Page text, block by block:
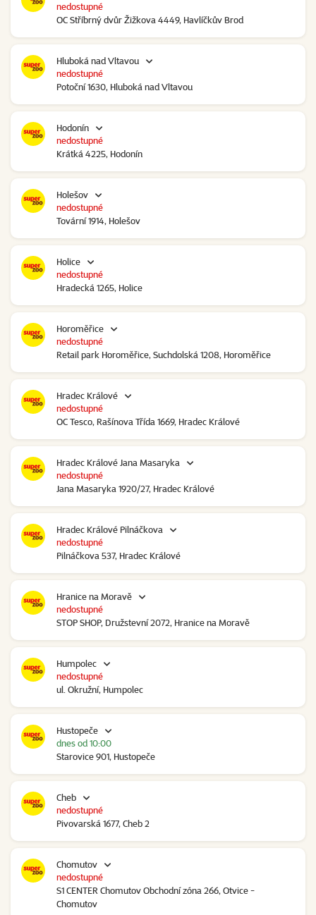
OC Stříbrný dvůr Žižkova 4449, Havlíčkův Brod
nedostupné
Hluboká nad Vltavou
Potoční 1630, Hluboká nad Vltavou
nedostupné
Hodonín
Krátká 4225, Hodonín
nedostupné
Holešov
Tovární 1914, Holešov
nedostupné
Holice
Hradecká 1265, Holice
nedostupné
Horoměřice
Retail park Horoměřice, Suchdolská 1208, Horoměřice
nedostupné
Hradec Králové
OC Tesco, Rašínova Třída 1669, Hradec Králové
nedostupné
Hradec Králové Jana Masaryka
Jana Masaryka 1920/27, Hradec Králové
nedostupné
Hradec Králové Pilnáčkova
Pilnáčkova 537, Hradec Králové
nedostupné
Hranice na Moravě
STOP SHOP, Družstevní 2072, Hranice na Moravě
nedostupné
Humpolec
ul. Okružní, Humpolec
nedostupné
Hustopeče
Starovice 901, Hustopeče
dnes od 10:00
Cheb
Pivovarská 1677, Cheb 2
nedostupné
Chomutov
S1 CENTER Chomutov Obchodní zóna 266, Otvice -
Chomutov
nedostupné